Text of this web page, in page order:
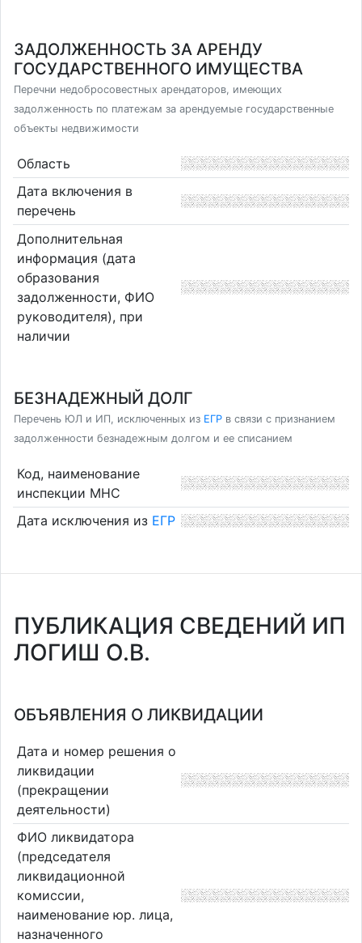
ЗАДОЛЖЕННОСТЬ ЗА АРЕНДУ
ГОСУДАРСТВЕННОГО ИМУЩЕСТВА
Перечни недобросовестных арендаторов, имеющих
задолженность по платежам за арендуемые государственные
объекты недвижимости
Область
Дата включения в
перечень
Дополнительная
информация (дата
образования
задолженности, ФИО
руководителя), при
наличии
БЕЗНАДЕЖНЫЙ ДОЛГ
Перечень ЮЛ и ИП, исключенных из ЕГР в связи с признанием
задолженности безнадежным долгом и ее списанием
Код, наименование
инспекции МНС
Дата исключения из ЕГР
ПУБЛИКАЦИЯ СВЕДЕНИЙ ИП
ЛОГИШ О.В.
ОБЪЯВЛЕНИЯ О ЛИКВИДАЦИИ
Дата и номер решения о
ликвидации
(прекращении
деятельности)
ФИО ликвидатора
(председателя
ликвидационной
комиссии,
наименование юр. лица,
назначенного